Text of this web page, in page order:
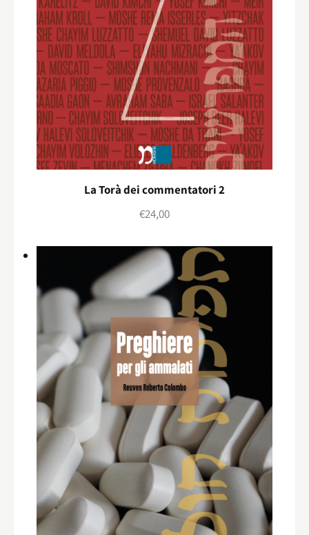
La Torà dei commentatori 2
€24,00